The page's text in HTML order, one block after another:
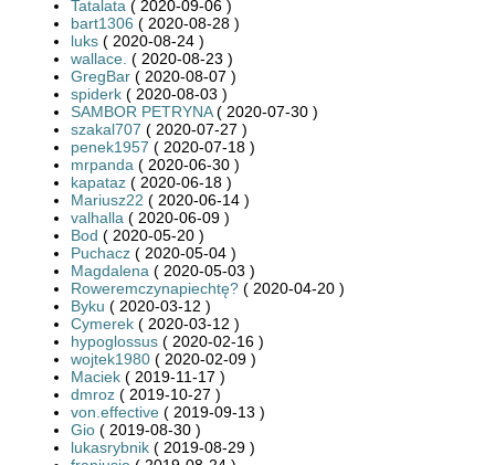
Tatalata ( 2020-09-06 )
bart1306 ( 2020-08-28 )
luks ( 2020-08-24 )
wallace. ( 2020-08-23 )
GregBar ( 2020-08-07 )
spiderk ( 2020-08-03 )
SAMBOR PETRYNA( 2020-07-30 )
szakal707 ( 2020-07-27 )
penek1957 ( 2020-07-18 )
mrpanda ( 2020-06-30 )
kapataz ( 2020-06-18 )
Mariusz22 ( 2020-06-14 )
valhalla ( 2020-06-09 )
Bod ( 2020-05-20 )
Puchacz ( 2020-05-04 )
Magdalena ( 2020-05-03 )
Roweremczynapiechtę? ( 2020-04-20 )
Byku ( 2020-03-12 )
Cymerek ( 2020-03-12 )
hypoglossus ( 2020-02-16 )
wojtek1980 ( 2020-02-09 )
Maciek ( 2019-11-17 )
dmroz ( 2019-10-27 )
von.effective ( 2019-09-13 )
Gio ( 2019-08-30 )
lukasrybnik ( 2019-08-29 )